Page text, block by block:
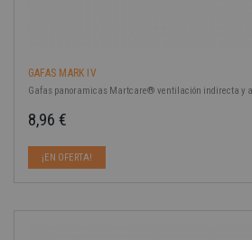
GAFAS MARK IV
Gafas panoramicas Martcare® ventilación indirecta y
8,96 €
¡EN OFERTA!